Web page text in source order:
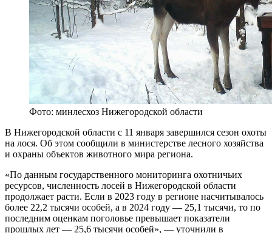
Фото: минлесхоз Нижегородской области
В Нижегородской области с 11 января завершился сезон охоты
на лося. Об этом сообщили в министерстве лесного хозяйства
и охраны объектов животного мира региона.
«По данным государственного мониторинга охотничьих
ресурсов, численность лосей в Нижегородской области
продолжает расти. Если в 2023 году в регионе насчитывалось
более 22,2 тысячи особей, а в 2024 году — 25,1 тысячи, то по
последним оценкам поголовье превышает показатели
прошлых лет — 25,6 тысячи особей», — уточнили в